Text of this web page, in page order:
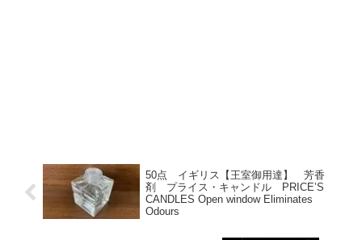
50点 イギリス【王室御用達】 芳香
剤 プライス・キャンドル PRICE’S
CANDLES Open window Eliminates
Odours